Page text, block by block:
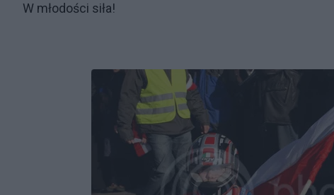
W młodości siła!